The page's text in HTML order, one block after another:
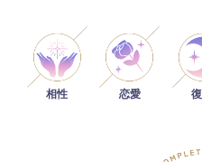
相性 恋愛